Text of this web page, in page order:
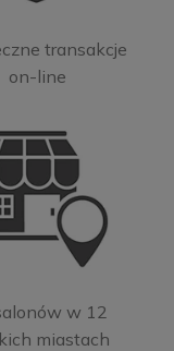
transakcje
on-line
w 12
miastach